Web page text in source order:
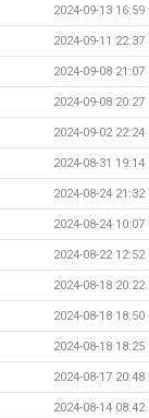
2024-09-13 16:59
2024-09-11 22:37
2024-09-08 21:07
2024-09-08 20:27
2024-09-02 22:24
2024-08-31 19:14
2024-08-24 21:32
2024-08-24 10:07
2024-08-22 12:52
2024-08-18 20:22
2024-08-18 18:50
2024-08-18 18:25
2024-08-17 20:48
2024-08-14 08:42